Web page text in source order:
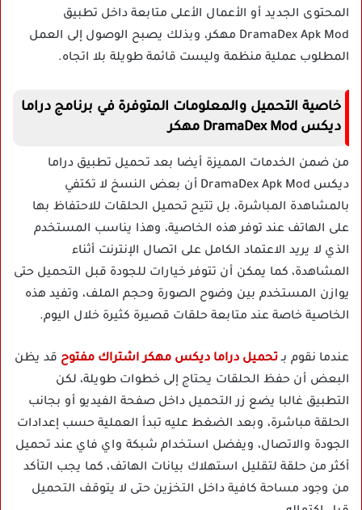
المحتوى الجديد أو الأعمال الأعلى متابعة داخل تطبيق
DramaDex Apk Mod مهكر، وبذلك يصبح الوصول إلى العمل
المطلوب عملية منظمة وليست قائمة طويلة بلا اتجاه.
خاصية التحميل والمعلومات المتوفرة في برنامج دراما
ديكس DramaDex Mod مهكر
من ضمن الخدمات المميزة أيضا بعد تحميل تطبيق دراما
ديكس DramaDex Apk Mod أن بعض النسخ لا تكتفي
بالمشاهدة المباشرة، بل تتيح تحميل الحلقات للاحتفاظ بها
على الهاتف عند توفر هذه الخاصية، وهذا يناسب المستخدم
الذي لا يريد الاعتماد الكامل على اتصال الإنترنت أثناء
المشاهدة، كما يمكن أن تتوفر خيارات للجودة قبل التحميل حتى
يوازن المستخدم بين وضوح الصورة وحجم الملف، وتفيد هذه
الخاصية خاصة عند متابعة حلقات قصيرة كثيرة خلال اليوم.
عندما نقوم بـتحميل دراما ديكس مهكر اشتراك مفتوح قد يظن
البعض أن حفظ الحلقات يحتاج إلى خطوات طويلة، لكن
التطبيق غالبا يضع زر التحميل داخل صفحة الفيديو أو بجانب
الحلقة مباشرة، وبعد الضغط عليه تبدأ العملية حسب إعدادات
الجودة والاتصال، ويفضل استخدام شبكة واي فاي عند تحميل
أكثر من حلقة لتقليل استهلاك بيانات الهاتف، كما يجب التأكد
من وجود مساحة كافية داخل التخزين حتى لا يتوقف التحميل